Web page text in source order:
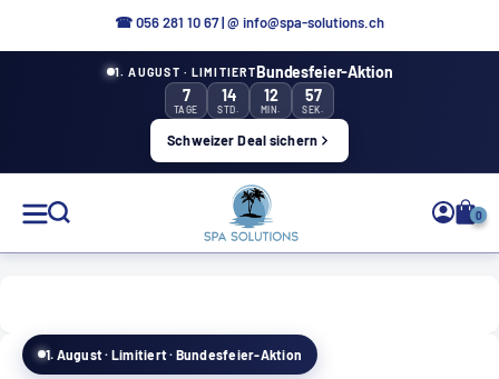
☎ 056 281 10 67|@ info@spa-solutions.ch
1. AUGUST · LIMITIERTBundesfeier-Aktion
7
TAGE
14
STD.
12
MIN.
56
SEK.
Schweizer Deal sichern
Solutions
0
1. August · Limitiert · Bundesfeier-Aktion